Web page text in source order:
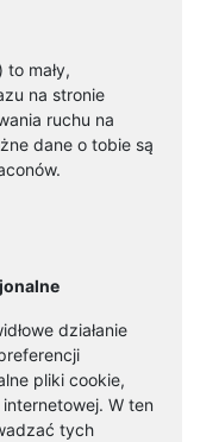
mały,
na stronie
ruchu na
dane o tobie są
działanie
pliki cookie,
W ten
tych